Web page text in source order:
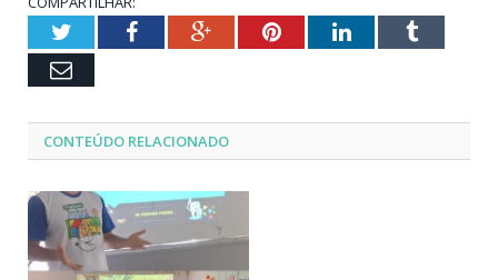
TwitterFacebookGoogle+PinterestLinkedInTumblr
Email
CONTEÚDO RELACIONADO